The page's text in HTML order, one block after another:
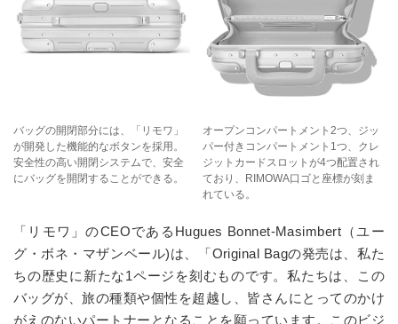
バッグの開閉部分には、「リモワ」
が開発した機能的なボタンを採用。
安全性の高い開閉システムで、安全
にバッグを開閉することができる。
オープンコンパートメント2つ、ジッ
パー付きコンパートメント1つ、クレ
ジットカードスロットが4つ配置され
ており、RIMOWA口ゴと座標が刻ま
れている。
「リモワ」のCEOであるHugues Bonnet-Masimbert（ユー
グ・ボネ・マザンベール)は、「Original Bagの発売は、私た
ちの歴史に新たな1ページを刻むものです。私たちは、この
バッグが、旅の種類や個性を超越し、皆さんにとってのかけ
がえのないパートナーとなることを願っています。このビジ